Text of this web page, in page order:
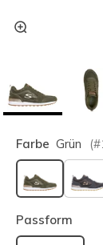
Farbe Grün (#
Passform